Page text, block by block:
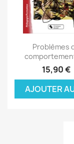
Aperçu
Problèmes
15,90 €
AJOUTER AU